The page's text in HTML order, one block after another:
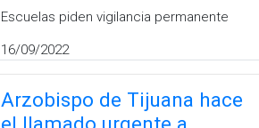
Escuelas piden vigilancia permanente
16/09/2022
Arzobispo de Tijuana hace
el llamado urgente a